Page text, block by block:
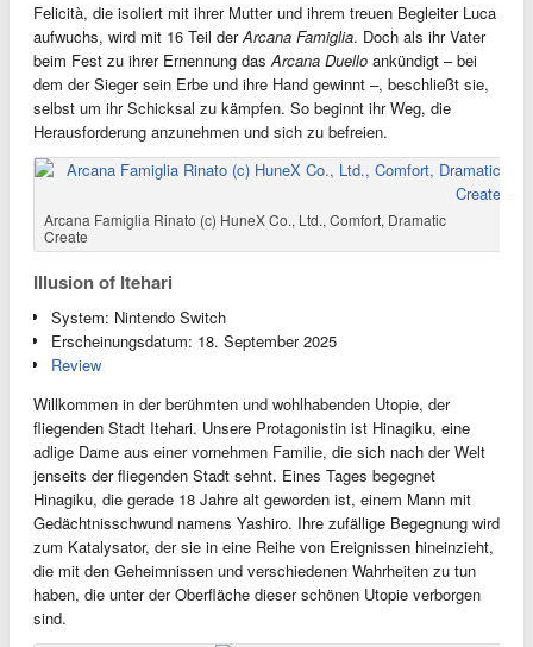
Felicità, die isoliert mit ihrer Mutter und ihrem treuen Begleiter Luca
aufwuchs, wird mit 16 Teil derArcana Famiglia. Doch als ihr Vater
beim Fest zu ihrer Ernennung dasArcana Duello ankündigt – bei
dem der Sieger sein Erbe und ihre Hand gewinnt –, beschließt sie,
selbst um ihr Schicksal zu kämpfen. So beginnt ihr Weg, die
Herausforderung anzunehmen und sich zu befreien.
Arcana Famiglia Rinato (c) HuneX Co., Ltd., Comfort, Dramatic
Create
Illusion of Itehari
System: Nintendo Switch
Erscheinungsdatum: 18. September 2025
Review
Willkommen in der berühmten und wohlhabenden Utopie, der
fliegenden Stadt Itehari. Unsere Protagonistin ist Hinagiku, eine
adlige Dame aus einer vornehmen Familie, die sich nach der Welt
jenseits der fliegenden Stadt sehnt. Eines Tages begegnet
Hinagiku, die gerade 18 Jahre alt geworden ist, einem Mann mit
Gedächtnisschwund namens Yashiro. Ihre zufällige Begegnung wird
zum Katalysator, der sie in eine Reihe von Ereignissen hineinzieht,
die mit den Geheimnissen und verschiedenen Wahrheiten zu tun
haben, die unter der Oberfläche dieser schönen Utopie verborgen
sind.